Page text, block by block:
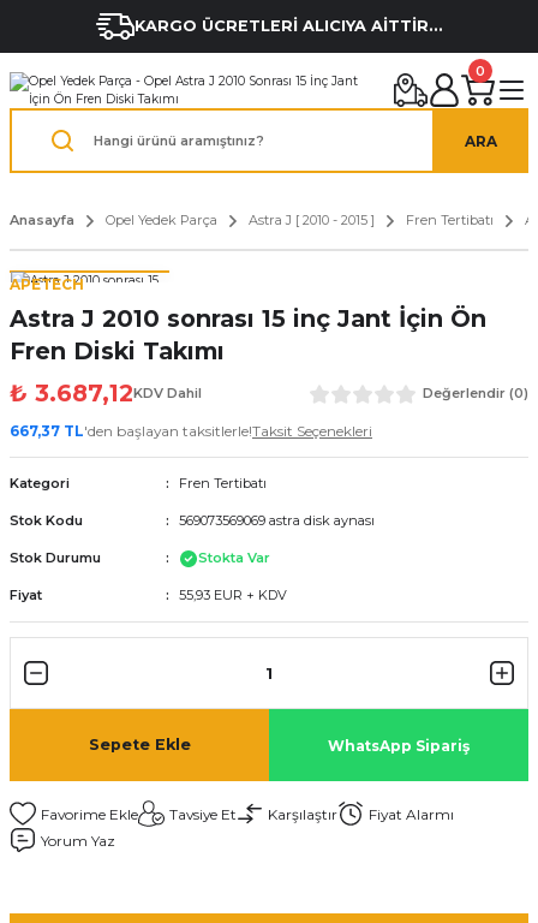
KARGO ÜCRETLERİ ALICIYA AİTTİR...
ARA
0
Anasayfa Opel Yedek Parça Astra J [ 2010 - 2015 ] Fren Tertibatı
APETECH
Astra J 2010 sonrası 15 inç Jant İçin Ön
Fren Diski Takımı
₺ 3.687,12KDV Dahil Değerlendir (0)
667,37 TL'den başlayan taksitlerle!Taksit Seçenekleri
Kategori Fren Tertibatı
Stok Kodu 569073569069 astra disk aynası
Stok Durumu Stokta Var
Fiyat 55,93 EUR + KDV
Sepete Ekle WhatsApp Sipariş
Tavsiye Et Karşılaştır
Fiyat Alarmı
Yorum Yaz